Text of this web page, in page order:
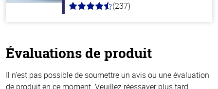
4.6
(237)
Évaluations de produit
Il n’est pas possible de soumettre un avis ou une évaluation
de produit en ce moment. Veuillez réessayer plus tard.